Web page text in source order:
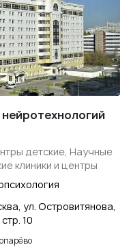
детские, Научные
клиники и центры
ул. Островитянова,
10